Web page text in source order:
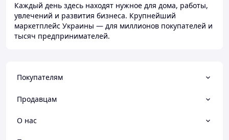
Каждый день здесь находят нужное для дома, работы,
увлечений и развития бизнеса. Крупнейший
маркетплейс Украины — для миллионов покупателей и
тысяч предпринимателей.
Покупателям
Продавцам
О нас